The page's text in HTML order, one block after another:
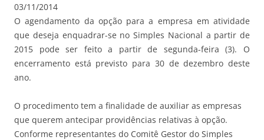
03/11/2014
O agendamento da opção para a empresa em atividade
que deseja enquadrar-se no Simples Nacional a partir de
2015 pode ser feito a partir de segunda-feira (3). O
encerramento está previsto para 30 de dezembro deste
ano.
O procedimento tem a finalidade de auxiliar as empresas
que querem antecipar providências relativas à opção.
Conforme representantes do Comitê Gestor do Simples